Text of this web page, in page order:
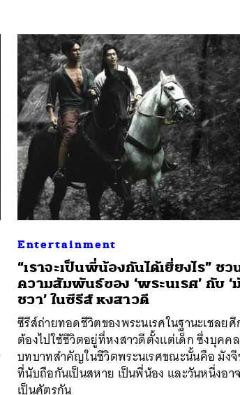
Entertainment
“เราจะเป็นพี่น้องกันได้เยี่ยงไร” ชว
ความสัมพันธ์ของ ‘พระนเรศ’ กับ ‘
ชวา’ ในซีรีส์ หงสาวดี
ซีรีส์ถ่ายทอดชีวิตของพระนเรศในฐานะเชลย
ต้องไปใช้ชีวิตอยู่ที่หงสาวดีตั้งแต่เด็ก ซึ่งบุคค
บทบาทสำคัญในชีวิตพระนเรศขณะนั้นคือ มังจี
ที่นับถือกันเป็นสหาย เป็นพี่น้อง และวันหนึ่งอา
เป็นศัตรูกัน
SHARE TWEET